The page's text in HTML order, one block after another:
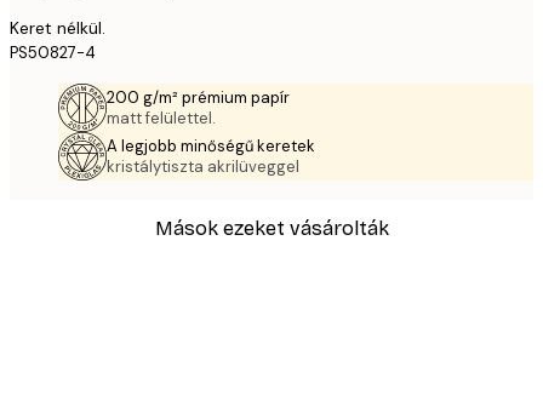
Keret nélkül.
PS50827-4
200 g/m² prémium papír
matt felülettel.
A legjobb minőségű keretek
kristálytiszta akrilüveggel
Mások ezeket vásárolták